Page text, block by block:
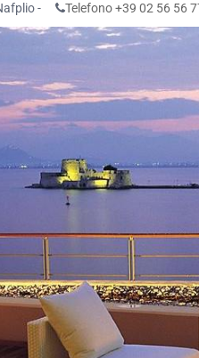
- Telefono +39 02 56 56